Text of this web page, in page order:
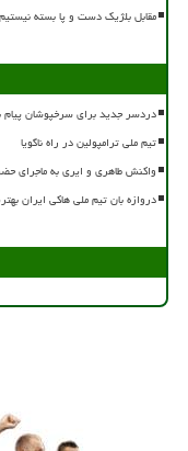
مقابل بلژیک دست و پا بسته نیستیم
دردسر جدید برای سرخپوشان پیام
تیم ملی ترامپولین در راه ناگویا
واکنش طاهری و ایری به ماجرای
دروازه بان تیم ملی هاکی ایران